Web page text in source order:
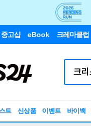
중고샵 eBook 크레마클럽
트 신상품 이벤트 바이백